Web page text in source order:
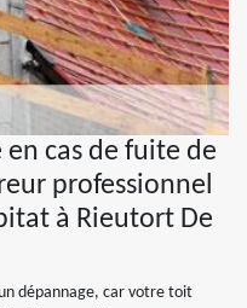
en cas de fuite de
professionnel
à Rieutort De
dépannage, car votre toit